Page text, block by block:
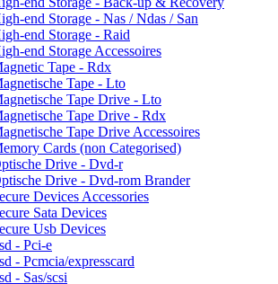
end Storage - Nas / Ndas / San
end Storage - Raid
end Storage Accessoires
Tape - Rdx
Tape - Lto
Tape Drive - Lto
Tape Drive - Rdx
Tape Drive Accessoires
Cards (non Categorised)
Drive - Dvd-r
Drive - Dvd-rom Brander
Devices Accessories
Sata Devices
Usb Devices
- Pci-e
- Pcmcia/expresscard
- Sas/scsi